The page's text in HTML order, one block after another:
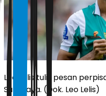
Leo Lelis tulis pesan
Surabaya. (Dok. Leo Lelis)